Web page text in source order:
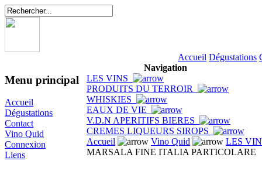
Accueil Dégustations
Menu principal
Accueil
Dégustations
Contact
Vino Quid
Connexion
Liens
Navigation
LES VINS
PRODUITS DU TERROIR
WHISKIES
EAUX DE VIE
V.D.N APERITIFS BIERES
CREMES LIQUEURS SIROPS
Accueil
Vino Quid
LES
MARSALA FINE ITALIA PARTICOLARE